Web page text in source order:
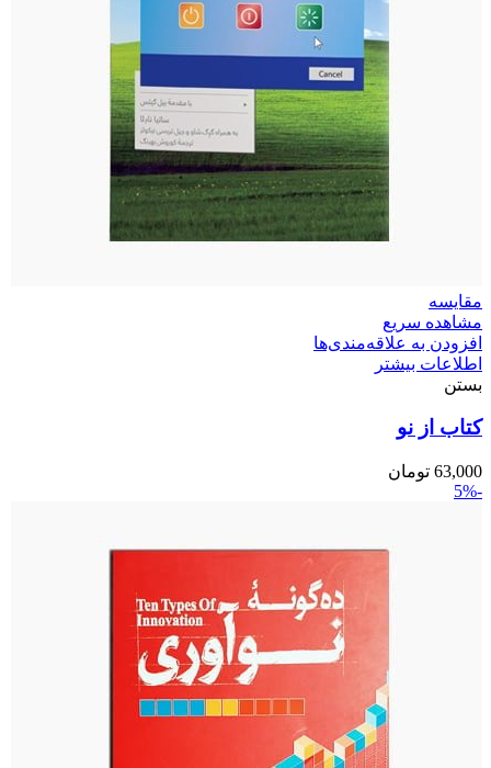
مقایسه
مشاهده سریع
افزودن به علاقه‌مندی‌ها
اطلاعات بیشتر
بستن
کتاب از نو
63,000 تومان
-5%